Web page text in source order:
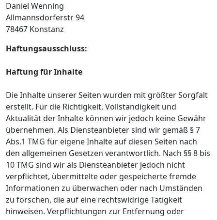
Daniel Wenning
Allmannsdorferstr 94
78467 Konstanz
Haftungsausschluss:
Haftung für Inhalte
Die Inhalte unserer Seiten wurden mit größter Sorgfalt
erstellt. Für die Richtigkeit, Vollständigkeit und
Aktualität der Inhalte können wir jedoch keine Gewähr
übernehmen. Als Diensteanbieter sind wir gemäß § 7
Abs.1 TMG für eigene Inhalte auf diesen Seiten nach
den allgemeinen Gesetzen verantwortlich. Nach §§ 8 bis
10 TMG sind wir als Diensteanbieter jedoch nicht
verpflichtet, übermittelte oder gespeicherte fremde
Informationen zu überwachen oder nach Umständen
zu forschen, die auf eine rechtswidrige Tätigkeit
hinweisen. Verpflichtungen zur Entfernung oder